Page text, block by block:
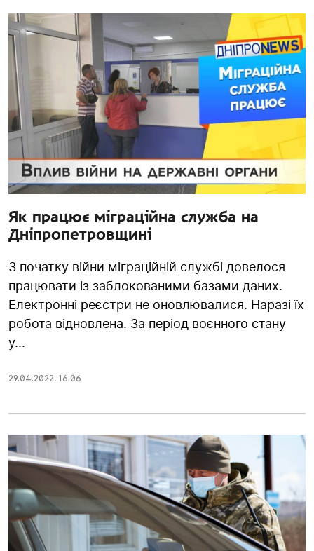
Як працює міграційна служба на
Дніпропетровщині
З початку війни міграційній службі довелося
працювати із заблокованими базами даних.
Електронні реєстри не оновлювалися. Наразі їх
робота відновлена. За період воєнного стану
у...
29.04.2022, 16:06